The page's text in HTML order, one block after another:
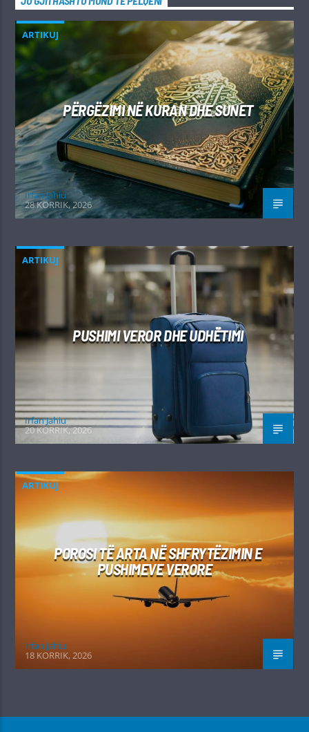
ARTIKUJ
PËRGËZIMI NË KURAN DHE SUNET
Irfan Jahiu
28 KORRIK, 2026
ARTIKUJ
PUSHIMI VEROR DHE UDHËTIMI
Irfan Jahiu
20 KORRIK, 2026
ARTIKUJ
POROSI TË ARTA NË SHFRYTËZIMIN E
PUSHIMEVE VERORE
Irfan Jahiu
18 KORRIK, 2026